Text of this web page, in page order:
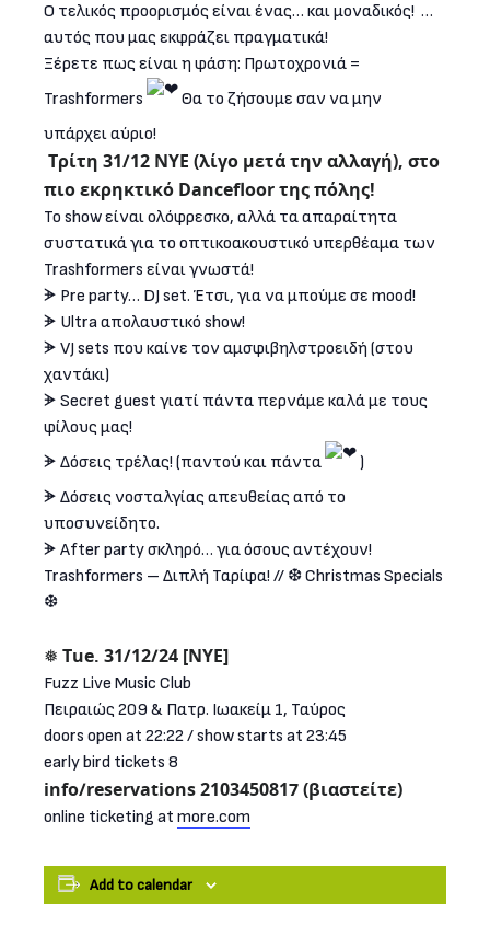
Ο τελικός προορισμός είναι ένας… και μοναδικός! …
αυτός που μας εκφράζει πραγματικά!
Ξέρετε πως είναι η φάση: Πρωτοχρονιά =
Trashformers
Θα το ζήσουμε σαν να μην
υπάρχει αύριο!
Τρίτη 31/12 NYE (λίγο μετά την αλλαγή), στο
πιο εκρηκτικό Dancefloor της πόλης!
Το show είναι ολόφρεσκο, αλλά τα απαραίτητα
συστατικά για το οπτικοακουστικό υπερθέαμα των
Trashformers είναι γνωστά!
ᗘ Pre party… DJ set. Έτσι, για να μπούμε σε mood!
ᗘ Ultra απολαυστικό show!
ᗘ VJ sets που καίνε τον αμσφιβηλστροειδή (στου
χαντάκι)
ᗘ Secret guest γιατί πάντα περνάμε καλά με τους
φίλους μας!
ᗘ Δόσεις τρέλας! (παντού και πάντα
)
ᗘ Δόσεις νοσταλγίας απευθείας από το
υποσυνείδητο.
ᗘ After party σκληρό… για όσους αντέχουν!
Trashformers – Διπλή Ταρίφα! // ❆ Christmas Specials
❆
❅ Tue. 31/12/24 [NYE]
Fuzz Live Music Club
Πειραιώς 209 & Πατρ. Ιωακείμ 1, Ταύρος
doors open at 22:22 / show starts at 23:45
early bird tickets 8
info/reservations 2103450817 (βιαστείτε)
online ticketing at more.com
Add to calendar